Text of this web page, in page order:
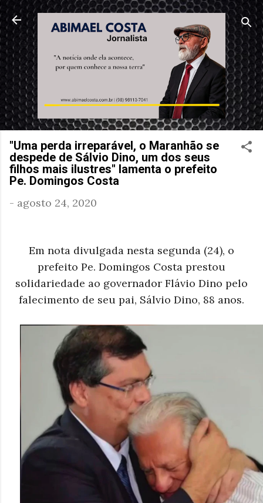
Pular para o conteúdo principal
"Uma perda irreparável, o Maranhão se
despede de Sálvio Dino, um dos seus
filhos mais ilustres" lamenta o prefeito
Pe. Domingos Costa
- agosto 24, 2020
Em nota divulgada nesta segunda (24), o
prefeito Pe. Domingos Costa prestou
solidariedade ao governador Flávio Dino pelo
falecimento de seu pai, Sálvio Dino, 88 anos.